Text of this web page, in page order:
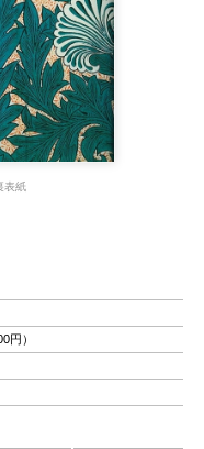
表紙
円）